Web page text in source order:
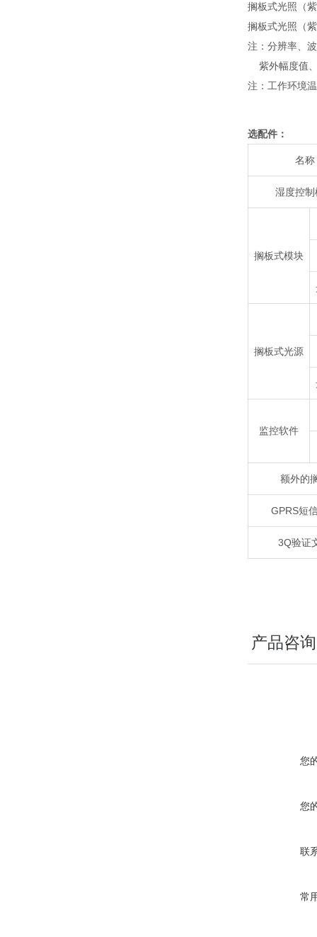
搁板式光照（
搁板式光照（
注：分辨率、
紫外幅度值
注：工作环境
选配件：
名称
湿度控制
搁板式模块
搁板式光源
监控软件
额外的
GPRS短
3Q验证
产品咨询
您
您
联
常